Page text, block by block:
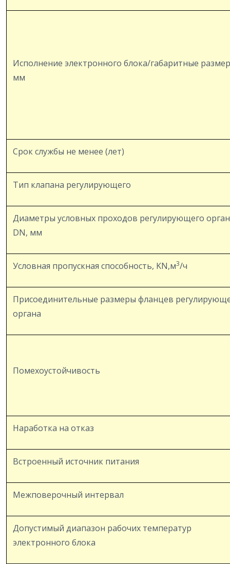
Исполнение электронного блока/габаритные
мм
Срок службы не менее (лет)
Тип клапана регулирующего
Диаметры условных проходов регулирующего
DN, мм
Условная пропускная способность, KN,м3/ч
Присоединительные размеры фланцев
органа
Помехоустойчивость
Наработка на отказ
Встроенный источник питания
Межповерочный интервал
Допустимый диапазон рабочих температур
электронного блока